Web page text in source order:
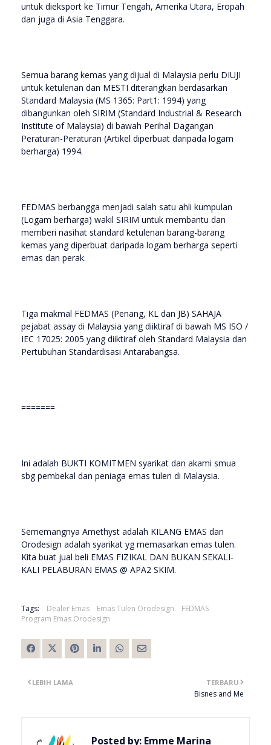
untuk dieksport ke Timur Tengah, Amerika Utara, Eropah
dan juga di Asia Tenggara.
Semua barang kemas yang dijual di Malaysia perlu DIUJI
untuk ketulenan dan MESTI diterangkan berdasarkan
Standard Malaysia (MS 1365: Part1: 1994) yang
dibangunkan oleh SIRIM (Standard Industrial & Research
Institute of Malaysia) di bawah Perihal Dagangan
Peraturan-Peraturan (Artikel diperbuat daripada logam
berharga) 1994.
FEDMAS berbangga menjadi salah satu ahli kumpulan
(Logam berharga) wakil SIRIM untuk membantu dan
memberi nasihat standard ketulenan barang-barang
kemas yang diperbuat daripada logam berharga seperti
emas dan perak.
Tiga makmal FEDMAS (Penang, KL dan JB) SAHAJA
pejabat assay di Malaysia yang diiktiraf di bawah MS ISO /
IEC 17025: 2005 yang diiktiraf oleh Standard Malaysia dan
Pertubuhan Standardisasi Antarabangsa.
=======
Ini adalah BUKTI KOMITMEN syarikat dan akami smua
sbg pembekal dan peniaga emas tulen di Malaysia.
Sememangnya Amethyst adalah KILANG EMAS dan
Orodesign adalah syarikat yg memasarkan emas tulen.
Kita buat jual beli EMAS FIZIKAL DAN BUKAN SEKALI-
KALI PELABURAN EMAS @ APA2 SKIM.
Tags: Dealer Emas Emas Tulen Orodesign
FEDMAS
Program Emas Orodesign
TERBARU
Bisnes and Me
LEBIH LAMA
Posted by: Emme Marina